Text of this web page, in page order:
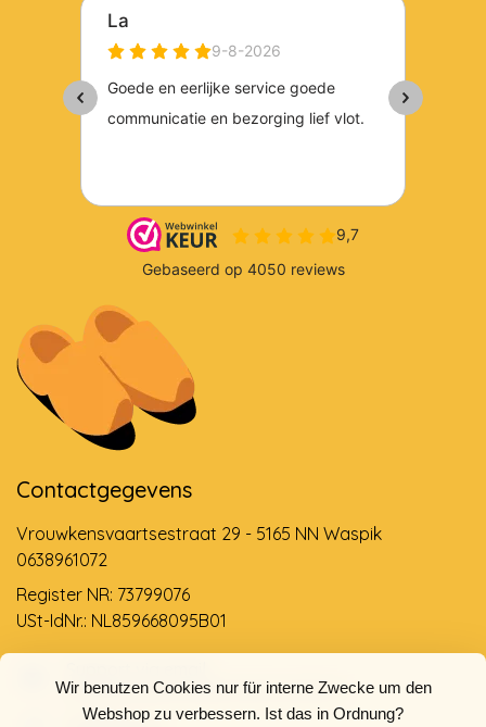
Wir benutzen Cookies nur für interne Zwecke um den
Webshop zu verbessern. Ist das in Ordnung?
Contactgegevens
Vrouwkensvaartsestraat 29 - 5165 NN Waspik
0638961072
Register NR: 73799076
USt-IdNr.: NL859668095B01
info@dehollandseklompenwinkel.nl